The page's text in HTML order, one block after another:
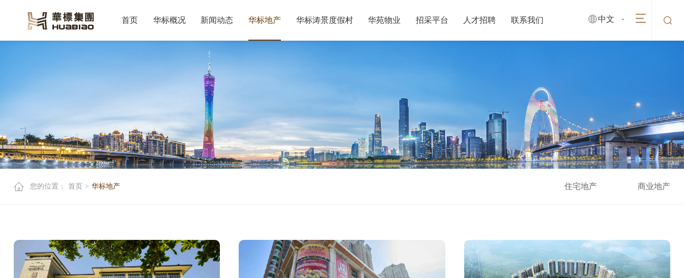
中文
首页 华标概况 新闻动态 华标地产 华标涛景度假村 华苑物业 招采平台 人才招聘 联系我们
您的位置： 首页 > 华标地产 住宅地产 商业地产